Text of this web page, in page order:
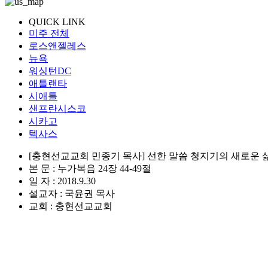
QUICK LINK
미주 전체
로스앤젤레스
뉴욕
워싱턴DC
애틀랜타
시애틀
샌프란시스코
시카고
텍사스
[충현선교교회 민종기 목사] 선한 말씀 청지기의 새로운
본 문 : 누가복음 24장 44-49절
일 자 : 2018.9.30
설교자 : 국윤권 목사
교회 : 충현선교교회